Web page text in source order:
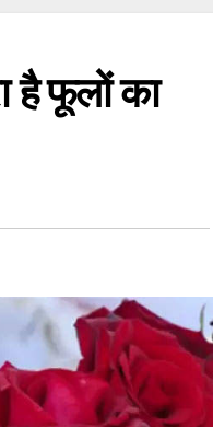
है फूलों का